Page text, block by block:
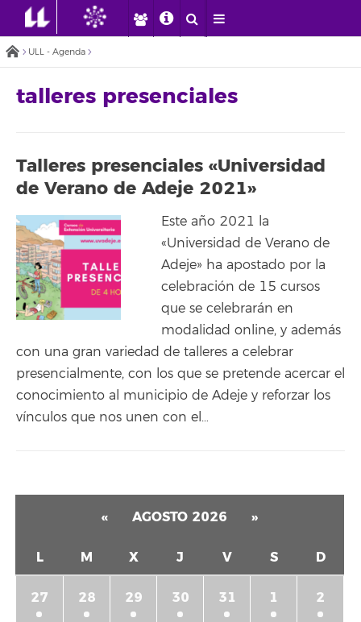
ULL - Agenda
talleres presenciales
Talleres presenciales «Universidad
de Verano de Adeje 2021»
Este año 2021 la
«Universidad de Verano de
Adeje» ha apostado por la
celebración de 15 cursos
que se celebrarán en
modalidad online, y además
con una gran variedad de talleres a celebrar
presencialmente, con los que se pretende acercar el
conocimiento al municipio de Adeje y reforzar los
vínculos que nos unen con el…
« AGOSTO 2026 »
L M X J V S D
27 28 29 30 31 1 2